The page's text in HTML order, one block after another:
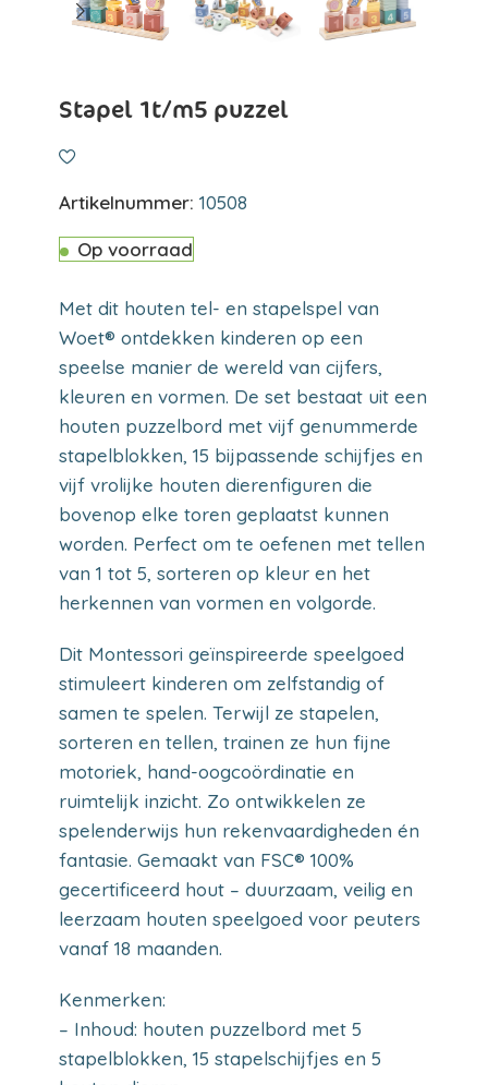
Stapel 1t/m5 puzzel
Artikelnummer: 10508
Op voorraad
Met dit houten tel- en stapelspel van
Woet® ontdekken kinderen op een
speelse manier de wereld van cijfers,
kleuren en vormen. De set bestaat uit een
houten puzzelbord met vijf genummerde
stapelblokken, 15 bijpassende schijfjes en
vijf vrolijke houten dierenfiguren die
bovenop elke toren geplaatst kunnen
worden. Perfect om te oefenen met tellen
van 1 tot 5, sorteren op kleur en het
herkennen van vormen en volgorde.
Dit Montessori geïnspireerde speelgoed
stimuleert kinderen om zelfstandig of
samen te spelen. Terwijl ze stapelen,
sorteren en tellen, trainen ze hun fijne
motoriek, hand-oogcoördinatie en
ruimtelijk inzicht. Zo ontwikkelen ze
spelenderwijs hun rekenvaardigheden én
fantasie. Gemaakt van FSC® 100%
gecertificeerd hout – duurzaam, veilig en
leerzaam houten speelgoed voor peuters
vanaf 18 maanden.
Kenmerken:
– Inhoud: houten puzzelbord met 5
stapelblokken, 15 stapelschijfjes en 5